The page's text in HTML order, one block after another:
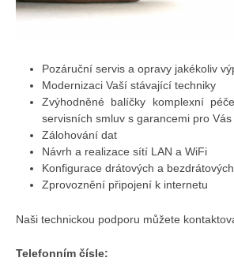
Pozáruční servis a opravy jakékoliv
Modernizaci Vaší stávající techniky
Zvýhodněné balíčky komplexní
servisních smluv s garancemi pro Vás
Zálohování dat
Návrh a realizace sítí LAN a WiFi
Konfigurace drátových a
Zprovoznění připojení k internetu
Naši technickou podporu můžete
Telefonním čísle: